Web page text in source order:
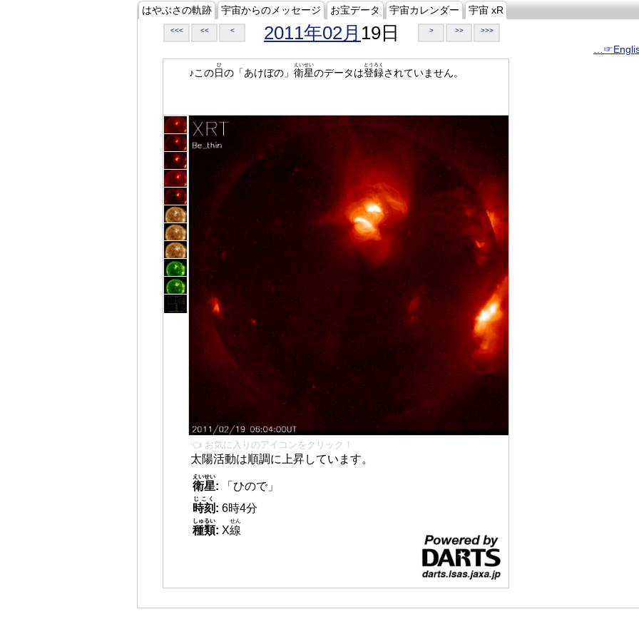
はやぶさの軌跡 宇宙からのメッセージ お宝データ 宇宙カレンダー 宇宙 xR
<<< << < 2011年02月 19日 > >> >>>
♪この日
ひ
の「あけぼの」 衛星
えいせい
のデータは登録
とうろく
されていません。
👈 お気に入りのアイコンをクリック！
太陽活動は順調に上昇しています。
衛星
えいせい
:
「ひので」
時刻
じこく
: 6時4分
種類
しゅるい
: X線
せん